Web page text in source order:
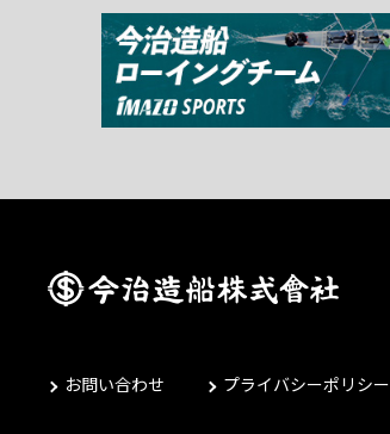
お問い合わせ プライバシーポリシー